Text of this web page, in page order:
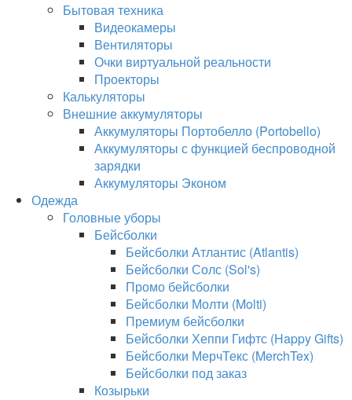
Бытовая техника
Видеокамеры
Вентиляторы
Очки виртуальной реальности
Проекторы
Калькуляторы
Внешние аккумуляторы
Аккумуляторы Портобелло (Portobello)
Аккумуляторы с функцией беспроводной
зарядки
Аккумуляторы Эконом
Одежда
Головные уборы
Бейсболки
Бейсболки Атлантис (Atlantis)
Бейсболки Солс (Sol's)
Промо бейсболки
Бейсболки Молти (Molti)
Премиум бейсболки
Бейсболки Хеппи Гифтс (Happy Gifts)
Бейсболки МерчТекс (MerchTex)
Бейсболки под заказ
Козырьки